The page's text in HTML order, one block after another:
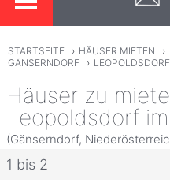
STARTSEITE › HÄUSER MIETEN ›
GÄNSERNDORF
›
Häuser zu
Leopoldsdorf
(Gänserndorf,
1 bis 2